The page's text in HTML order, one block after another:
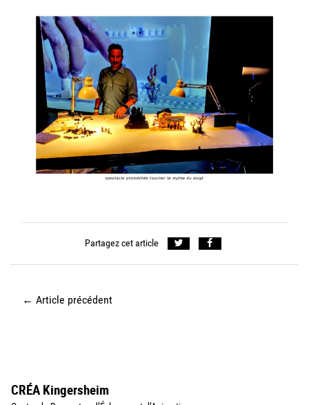
Partagez cet article
← Article précédent
CRÉA Kingersheim